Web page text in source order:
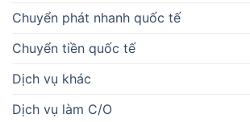
Chuyển phát nhanh quốc tế
Chuyển tiền quốc tế
Dịch vụ khác
Dịch vụ làm C/O